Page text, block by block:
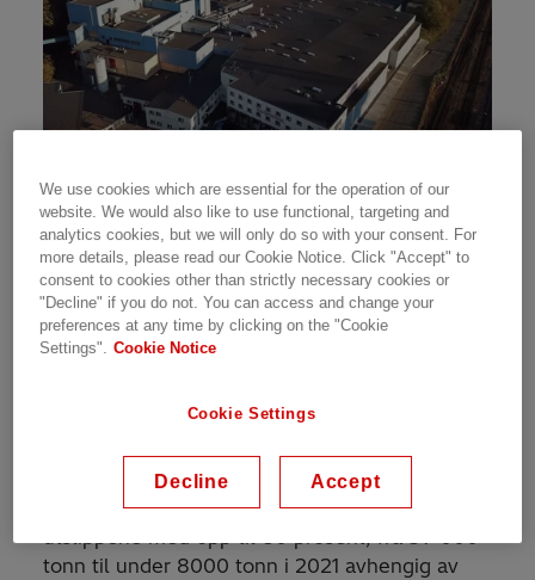
ROCKWOOL i Moss erstatter sin fossilbaserte
smelteovn for steinullbaserte
isolasjonsprodukter med en elektrisk utgave.
Oppgraderingen gir et økt effektuttak på 18
MW fra strømnettet. For å løse dette leverer
koblingsanlegget i fabrikken.
Prosjektet støttes av Enova og kutter CO2-
utslippene med opp til 80 prosent, fra 39 000
tonn til under 8000 tonn i 2021 avhengig av
We use cookies which are essential for the operation of our
website. We would also like to use functional, targeting and
analytics cookies, but we will only do so with your consent. For
more details, please read our Cookie Notice. Click "Accept" to
consent to cookies other than strictly necessary cookies or
"Decline" if you do not. You can access and change your
preferences at any time by clicking on the "Cookie
Settings".
Cookie Notice
Cookie Settings
Decline Accept